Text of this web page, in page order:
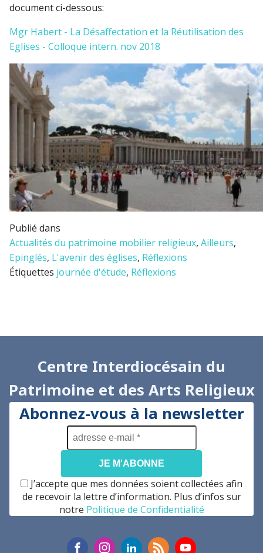
document ci-dessous:
Mgr Habert - La Désaffectation et la Réutilisation des
Eglises - Colloque intern. nov 2018
Publié dans
Actualités du patrimoine mobilier religieux, Ailleurs,
Epinglés, L'avenir des églises, Réflexions
Étiquettes journée d'étude, Réflexions
Centre Interdiocésain du
Patrimoine et des Arts Religieux
Abonnez-vous à la newsletter
adresse
e-
mail
*
J’accepte que mes données soient collectées afin
de recevoir la lettre d’information. Plus d’infos sur
notre Politique de Confidentialité